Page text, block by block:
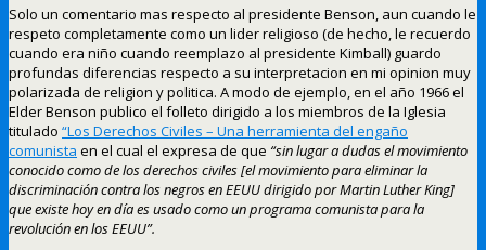
Solo un comentario mas respecto al presidente Benson, aun cuando le
respeto completamente como un lider religioso (de hecho, le recuerdo
cuando era niño cuando reemplazo al presidente Kimball) guardo
profundas diferencias respecto a su interpretacion en mi opinion muy
polarizada de religion y politica. A modo de ejemplo, en el año 1966 el
Elder Benson publico el folleto dirigido a los miembros de la Iglesia
titulado “Los Derechos Civiles – Una herramienta del engaño
comunista en el cual el expresa de que “sin lugar a dudas el movimiento
conocido como de los derechos civiles [el movimiento para eliminar la
discriminación contra los negros en EEUU dirigido por Martin Luther King]
que existe hoy en día es usado como un programa comunista para la
revolución en los EEUU”.